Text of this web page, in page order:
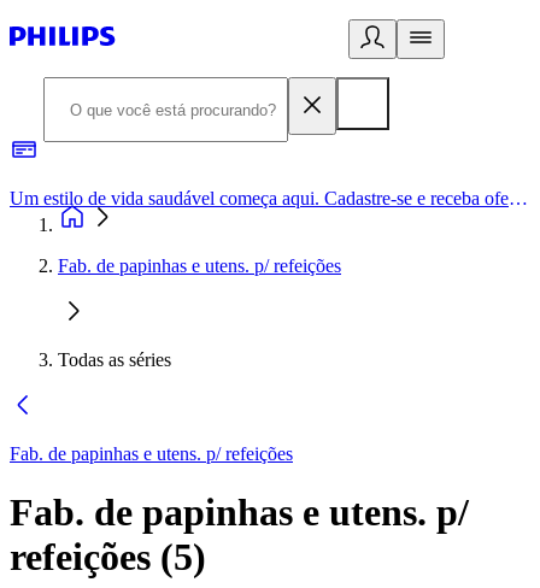
Um estilo de vida saudável começa aqui. Cadastre-se e receba ofertas exclusivas.
Fab. de papinhas e utens. p/ refeições
Todas as séries
Fab. de papinhas e utens. p/ refeições
Fab. de papinhas e utens. p/
refeições (5)